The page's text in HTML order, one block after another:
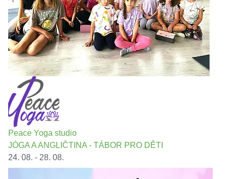
Peace Yoga studio
JÓGA A ANGLIČTINA - TÁBOR PRO DĚTI
24. 08. - 28. 08.